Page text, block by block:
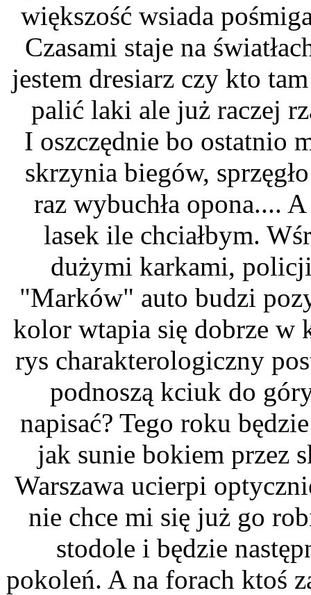
większość wsiada
Czasami staje na
jestem dresiarz czy kto
palić laki ale już raczej
I oszczędnie bo ostatnio
skrzynia biegów,
raz wybuchła opona....
lasek ile chciałbym.
dużymi karkami,
"Marków" auto budzi
kolor wtapia się dobrze w
rys charakterologiczny
podnoszą kciuk do
napisać? Tego roku
jak sunie bokiem przez
Warszawa ucierpi
nie chce mi się już go
stodole i będzie
pokoleń. A na forach ktoś